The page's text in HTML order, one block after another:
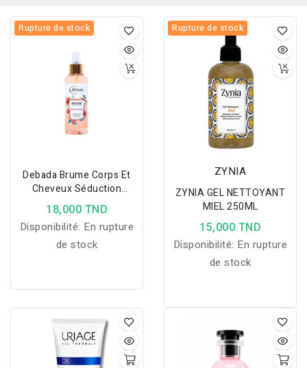
Rupture de stock
Debada Brume Corps Et
Cheveux Séduction
Éternelle - 170ml
18,000 TND
Disponibilité: En rupture
de stock
Rupture de stock
ZYNIA
ZYNIA GEL NETTOYANT
MIEL 250ML
15,000 TND
Disponibilité: En rupture
de stock